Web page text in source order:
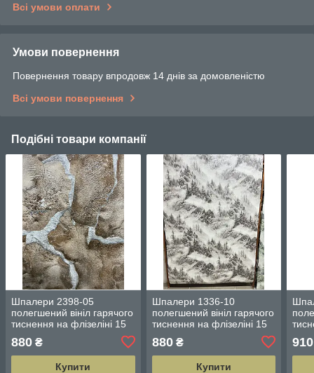
Всі умови оплати
Умови повернення
Повернення товару впродовж 14 днів за домовленістю
Всі умови повернення
Подібні товари компанії
Шпалери 2398-05
полегшений вініл гарячого
тиснення на флізеліні 15
м ширина 1.06 м = 5 смуг
по 3 метри
880 ₴
Купити
Шпалери 1336-10
полегшений вініл гарячого
тиснення на флізеліні 15
м ширина 1.06 м = 5 смуг
по 3 метри
880₴
Купити
по
910